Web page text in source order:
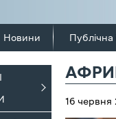
Новини Публічна
16 червня